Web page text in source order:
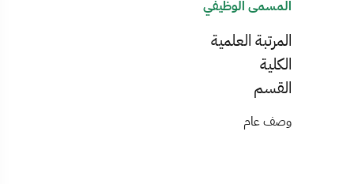
المسمى الوظيفي
المرتبة العلمية
الكلية
القسم
وصف عام